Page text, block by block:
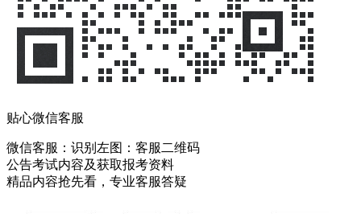
贴心微信客服
微信客服： 识别左图：客服二维码
公告考试内容及获取报考资料
精品内容抢先看，专业客服答疑